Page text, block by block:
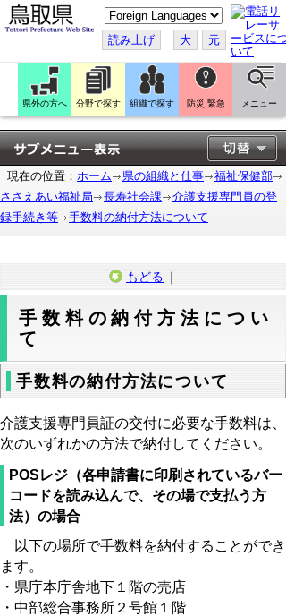
こ
の
ペ
ー
ジ
翻
訳
す
る
読み上げ 大 元
県外の方へ 分野で探す 組織で探す 防災 緊急 メニュー
現在の位置： ホーム 県の組織と仕事
福祉保健部
ささえあい福祉局
長寿社会課
介護支援専門員の登
録手続き等
手数料の納付方法について
もどる ｜
手数料の納付方法につい
て
手数料の納付方法について
介護支援専門員証の交付に必要な手数料は、
次のいずれかの方法で納付してください。
POSレジ（各申請書に印刷されているバー
コードを読み込んで、その場で支払う方
法）の場合
以下の場所で手数料を納付することができ
ます。
・県庁本庁舎地下１階の売店
・中部総合事務所２号館１階